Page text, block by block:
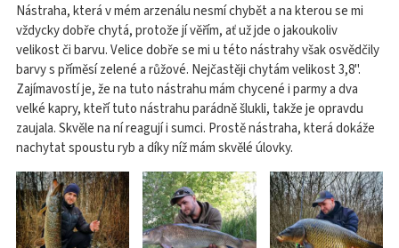
Nástraha, která v mém arzenálu nesmí chybět a na kterou se mi
vždycky dobře chytá, protože jí věřím, ať už jde o jakoukoliv
velikost či barvu. Velice dobře se mi u této nástrahy však osvědčily
barvy s příměsí zelené a růžové. Nejčastěji chytám velikost 3,8".
Zajímavostí je, že na tuto nástrahu mám chycené i parmy a dva
velké kapry, kteří tuto nástrahu parádně šlukli, takže je opravdu
zaujala. Skvěle na ní reagují i sumci. Prostě nástraha, která dokáže
nachytat spoustu ryb a díky níž mám skvělé úlovky.